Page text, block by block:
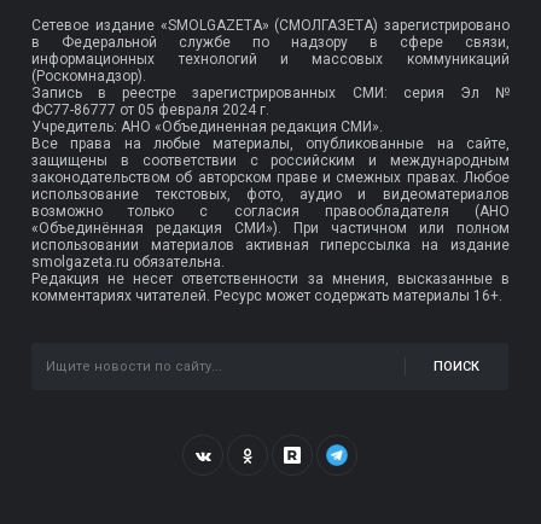
Сетевое издание «SMOLGAZETA» (СМОЛГАЗЕТА) зарегистрировано
в Федеральной службе по надзору в сфере связи,
информационных технологий и массовых коммуникаций
(Роскомнадзор).
Запись в реестре зарегистрированных СМИ: серия Эл №
ФС77-86777 от 05 февраля 2024 г.
Учредитель: АНО «Объединенная редакция СМИ».
Все права на любые материалы, опубликованные на сайте,
защищены в соответствии с российским и международным
законодательством об авторском праве и смежных правах. Любое
использование текстовых, фото, аудио и видеоматериалов
возможно только с согласия правообладателя (АНО
«Объединённая редакция СМИ»). При частичном или полном
использовании материалов активная гиперссылка на издание
smolgazeta.ru обязательна.
Редакция не несет ответственности за мнения, высказанные в
комментариях читателей. Ресурс может содержать материалы 16+.
ПОИСК